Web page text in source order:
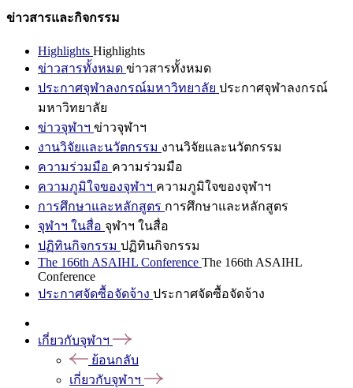
ข่าวสารและกิจกรรม
Highlights Highlights
ข่าวสารทั้งหมด ข่าวสารทั้งหมด
ประกาศจุฬาลงกรณ์มหาวิทยาลัย ประกาศจุฬาลงกรณ์
มหาวิทยาลัย
ข่าวจุฬาฯ ข่าวจุฬาฯ
งานวิจัยและนวัตกรรม งานวิจัยและนวัตกรรม
ความร่วมมือ ความร่วมมือ
ความภูมิใจของจุฬาฯ ความภูมิใจของจุฬาฯ
การศึกษาและหลักสูตร การศึกษาและหลักสูตร
จุฬาฯ ในสื่อ จุฬาฯ ในสื่อ
ปฏิทินกิจกรรม ปฏิทินกิจกรรม
The 166th ASAIHL Conference The 166th ASAIHL
Conference
ประกาศจัดซื้อจัดจ้าง ประกาศจัดซื้อจัดจ้าง
เกี่ยวกับจุฬาฯ
ย้อนกลับ
เกี่ยวกับจุฬาฯ